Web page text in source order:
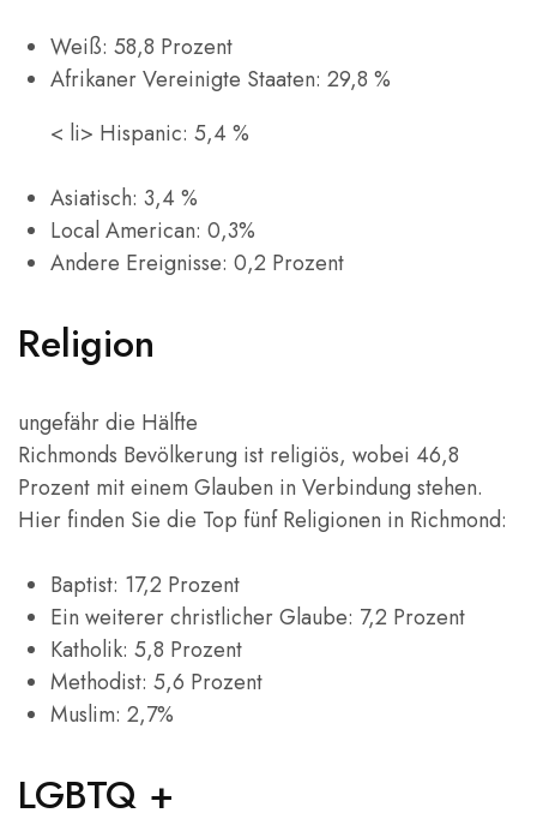
Weiß: 58,8 Prozent
Afrikaner Vereinigte Staaten: 29,8 %
< li> Hispanic: 5,4 %
Asiatisch: 3,4 %
Local American: 0,3%
Andere Ereignisse: 0,2 Prozent
Religion
ungefähr die Hälfte
Richmonds Bevölkerung ist religiös, wobei 46,8
Prozent mit einem Glauben in Verbindung stehen.
Hier finden Sie die Top fünf Religionen in Richmond:
Baptist: 17,2 Prozent
Ein weiterer christlicher Glaube: 7,2 Prozent
Katholik: 5,8 Prozent
Methodist: 5,6 Prozent
Muslim: 2,7%
LGBTQ +